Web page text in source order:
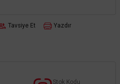
Tavsiye Et Yazdır
Stok Kodu